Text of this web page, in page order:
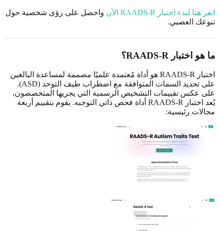
انقر هنا لبدء اختبار RAADS-R الآن
واحصل على رؤى شخصية حول
تنوعك العصبي.
ما هو اختبار RAADS-R؟
اختبار RAADS-R هو أداة مُعتمدة علميًا مصممة لمساعدة البالغين
على تحديد السمات المتوافقة مع اضطراب طيف التوحد (ASD).
على عكس تقييمات التشخيص الرسمية التي يجريها المتخصصون،
يُعد اختبار RAADS-R أداة فحص ذاتي التوجيه. يقوم بتقييم أربعة
مجالات رئيسية: